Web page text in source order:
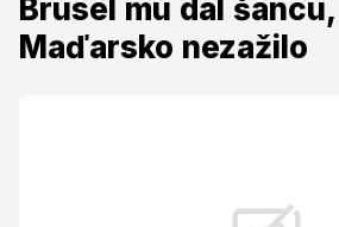
Brusel mu dal
Maďarsko nezažilo
nezažilo